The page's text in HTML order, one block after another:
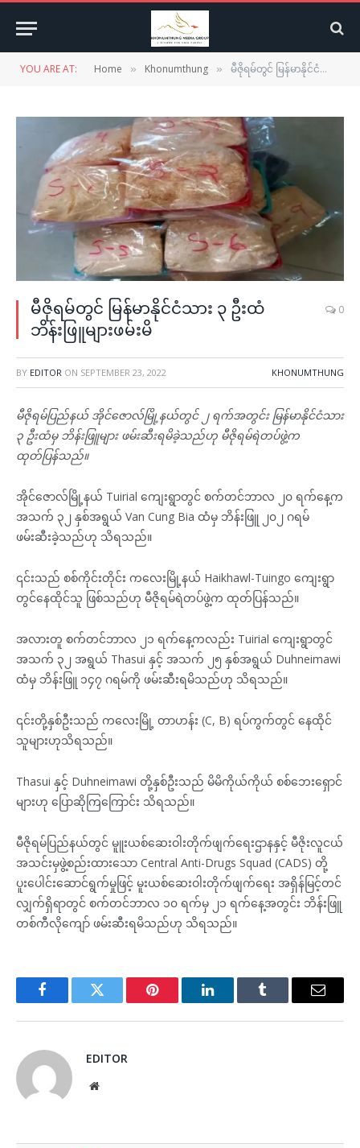
YOU ARE AT: Home » Khonumthung » မီဇိုရမ်တွင် မြန်မာနိုင်ငံသား ၃ ဦးထံ ဘိန်းဖြူများဖမ်းမိ
မီဇိုရမ်တွင် မြန်မာနိုင်ငံသား ၃ ဦးထံ
ဘိန်းဖြူများဖမ်းမိ
0
BY EDITOR ON SEPTEMBER 23, 2022 KHONUMTHUNG
မီဇိုရမ်ပြည်နယ် အိုင်ဇောလ်မြို့နယ်တွင် ၂ ရက်အတွင်း မြန်မာနိုင်ငံသား
၃ ဦးထံမှ ဘိန်းဖြူများ ဖမ်းဆီးရမိခဲ့သည်ဟု မီဇိုရမ်ရဲတပ်ဖွဲ့က
ထုတ်ပြန်သည်။
အိုင်ဇောလ်မြို့နယ် Tuirial ကျေးရွာတွင် စက်တင်ဘာလ ၂၀ ရက်နေ့က
အသက် ၃၂ နှစ်အရွယ် Van Cung Bia ထံမှ ဘိန်းဖြူ ၂၀၂ ဂရမ်
ဖမ်းဆီးခဲ့သည်ဟု သိရသည်။
၎င်းသည် စစ်ကိုင်းတိုင်း ကလေးမြို့နယ် Haikhawl-Tuingo ကျေးရွာ
တွင်နေထိုင်သူ ဖြစ်သည်ဟု မီဇိုရမ်ရဲတပ်ဖွဲ့က ထုတ်ပြန်သည်။
အလားတူ စက်တင်ဘာလ ၂၁ ရက်နေ့ကလည်း Tuirial ကျေးရွာတွင်
အသက် ၃၂ အရွယ် Thasui နှင့် အသက် ၂၅ နှစ်အရွယ် Duhneimawi
ထံမှ ဘိန်းဖြူ ၁၄၇ ဂရမ်ကို ဖမ်းဆီးရမိသည်ဟု သိရသည်။
၎င်းတို့နှစ်ဦးသည် ကလေးမြို့ တာဟန်း (C, B) ရပ်ကွက်တွင် နေထိုင်
သူများဟုသိရသည်။
Thasui နှင့် Duhneimawi တို့နှစ်ဦးသည် မိမိကိုယ်ကိုယ် စစ်ဘေးရှောင်
များဟု ပြောဆိုကြကြောင်း သိရသည်။
မီဇိုရမ်ပြည်နယ်တွင် မူူးယစ်ဆေးဝါးတိုက်ဖျက်ရေးဌာနနှင့် မီဇိုးလူငယ်
အသင်းမှဖွဲ့စည်းထားသော Central Anti-Drugs Squad (CADS) တို့
ပူးပေါင်းဆောင်ရွက်မှုဖြင့် မူးယစ်ဆေးဝါးတိုက်ဖျက်ရေး အရှိန်မြင့်တင်
လျှက်ရှိရာတွင် စက်တင်ဘာလ ၁၀ ရက်မှ ၂၁ ရက်နေ့အတွင်း ဘိန်းဖြူ
တစ်ကီလိုကျော် ဖမ်းဆီးရမိသည်ဟု သိရသည်။
FacebookTwitter Pinterest LinkedInTumblr Email
EDITOR
Website